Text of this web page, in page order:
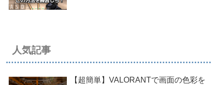
人気記事
【超簡単】VALORANTで画面の色彩を